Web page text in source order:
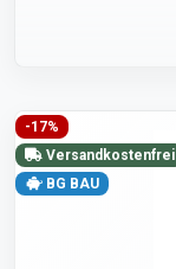
-17%
Versandkostenfrei
BG BAU